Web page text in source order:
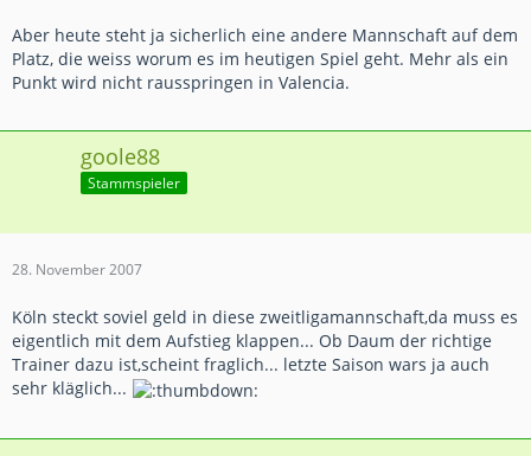
Aber heute steht ja sicherlich eine andere Mannschaft auf dem
Platz, die weiss worum es im heutigen Spiel geht. Mehr als ein
Punkt wird nicht rausspringen in Valencia.
goole88
Stammspieler
28. November 2007
Köln steckt soviel geld in diese zweitligamannschaft,da muss es
eigentlich mit dem Aufstieg klappen... Ob Daum der richtige
Trainer dazu ist,scheint fraglich... letzte Saison wars ja auch
sehr kläglich...